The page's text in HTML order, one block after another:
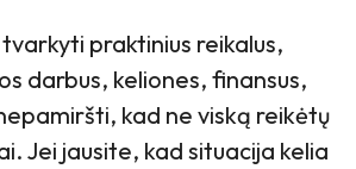
praktinius reikalus,
darbus, keliones, finansus,
kad ne viską reikėtų
Jei jausite, kad situacija kelia